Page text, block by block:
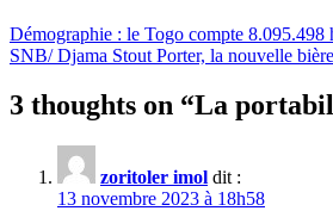
Démographie : le Togo compte 8.095.498
SNB/ Djama Stout Porter, la nouvelle
3 thoughts on “La
zoritoler imol dit :
13 novembre 2023 à 18h58